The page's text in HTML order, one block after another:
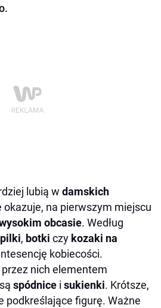
lubią w damskich
okazuje, na pierwszym miejscu
obcasie. Według
, botki czy kozaki na
kobiecości.
nich elementem
spódnice i sukienki. Krótsze,
podkreślające figurę. Ważne